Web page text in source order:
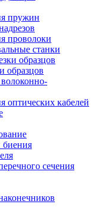
пружин
проволоки
станки
образцов
образцов
кабелей
биения
сечения